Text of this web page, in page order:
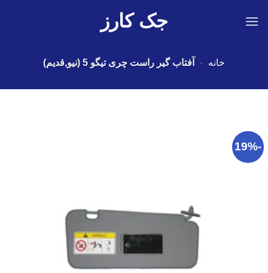
جک کارز
خانه - آفتاب گیر راست چری تیگو 5 (نیو,قدیم)
-19%